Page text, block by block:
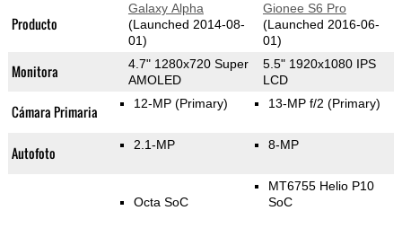
Producto
Galaxy Alpha
(Launched 2014-08-
01)
Gionee S6 Pro
(Launched 2016-06-
01)
Monitora
4.7" 1280x720 Super
AMOLED
5.5" 1920x1080 IPS
LCD
Cámara Primaria 12-MP (Primary) 13-MP f/2 (Primary)
Autofoto 2.1-MP 8-MP
Octa SoC
MT6755 Helio P10
SoC